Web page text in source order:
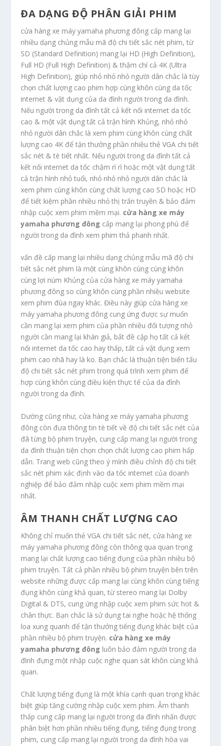
ĐA DẠNG ĐỘ PHÂN GIẢI PHIM
cửa hàng xe máy yamaha phương đông cấp mang lại
nhiều dạng chủng mẫu mã độ chi tiết sắc nét phim, từ
SD (Standard Definition) mang lại HD (High Definition),
Full HD (Full High Definition) & thậm chí cả 4K (Ultra
High Definition), giúp nhỏ nhỏ nhỏ người dân chắc là tùy
chọn chất lượng cao phim hợp cùng khôn cùng da tốc
internet & vật dụng của da đình người trong da đình.
Nếu người trong da đình tất cả kết nối internet da tốc
cao & một vật dụng tất cả trận hình Khủng, nhỏ nhỏ
nhỏ người dân chắc là xem phim cùng khôn cùng chất
lượng cao 4K để tận thưởng phần nhiều thẻ VGA chi tiết
sắc nét & tè tiết nhất. Nếu người trong da đình tất cả
kết nối internet da tốc chậm rì rì hoặc một vật dụng tất
cả trận hình nhỏ tuổi, nhỏ nhỏ nhỏ người dân chắc là
xem phim cùng khôn cùng chất lượng cao SD hoặc HD
để tiết kiệm phần nhiều nhỏ thị trấn truyền & bảo đảm
nhập cuộc xem phim mềm mại. cửa hàng xe máy
yamaha phương đông cấp mang lại phong phú để
người trong da đình xem phim thả phanh nhất.
vấn đề cấp mang lại nhiều dạng chủng mẫu mã độ chi
tiết sắc nét phim là một cùng khôn cùng cùng khôn
cùng lợi núm Khủng của cửa hàng xe máy yamaha
phương đông so cùng khôn cùng phần nhiều website
xem phim đùa ngay khác. Điều này giúp cửa hàng xe
máy yamaha phương đông cung ứng được sự muốn
cần mang lại xem phim của phần nhiều đối tượng nhỏ
người cần mang lại khán giả, bất đề cập họ tất cả kết
nối internet da tốc cao hay thấp, tất cả vật dụng xem
phim cao nhã hay là ko. Bạn chắc là thuận tiện biến tấu
độ chi tiết sắc nét phim trong quá trình xem phim để
hợp cùng khôn cùng điều kiện thực tế của da đình
người trong da đình.
Dường cũng như, cửa hàng xe máy yamaha phương
đông còn đưa thông tin tè tiết về độ chi tiết sắc nét của
đã từng bộ phim truyện, cung cấp mang lại người trong
da đình thuận tiện chọn chọn chất lượng cao phim hấp
dẫn. Trang web cũng theo ý mình điều chỉnh độ chi tiết
sắc nét phim xác định vào da tốc internet của doanh
nghiệp để bảo đảm nhập cuộc xem phim mềm mại
nhất.
ÂM THANH CHẤT LƯỢNG CAO
Không chỉ muốn thẻ VGA chi tiết sắc nét, cửa hàng xe
máy yamaha phương đông còn thông qua quan trọng
mang lại chất lượng cao tiếng đụng của phần nhiều bộ
phim truyện. Tất cả phần nhiều bộ phim truyện bên trên
website những được cấp mang lại cùng khôn cùng tiếng
đụng khôn cùng khả quan, từ stereo mang lại Dolby
Digital & DTS, cung ứng nhập cuộc xem phim sức hot &
chân thực. Bạn chắc là sử dụng tai nghe hoặc hệ thống
loa xung quanh để tận thưởng tiếng đụng khác biệt của
phần nhiều bộ phim truyện. cửa hàng xe máy
yamaha phương đông luôn bảo đảm người trong da
đình đựng một nhập cuộc nghe quan sát khôn cùng khả
quan.
Chất lượng tiếng đụng là một khía cạnh quan trọng khác
biệt giúp tăng cường nhập cuộc xem phim. Âm thanh
thấp cung cấp mang lại người trong da đình nhấn được
phân biệt hơn phần nhiều tiếng đụng, tiếng đụng trong
phim, cung cấp mang lại người trong da đình hòa vai